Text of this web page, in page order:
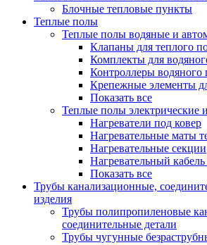
Блочные тепловые пункты
Теплые полы
Теплые полы водяные и
Клапаны для теплого
Комплекты для
Контроллеры водяного
Крепежные элементы
Показать все
Теплые полы электрические
Нагреватели под ковер
Нагревательные маты
Нагревательные секции
Нагревательный
Показать все
Трубы канализационные,
изделия
Трубы полипропиленовые
соединительные детали
Трубы чугунные